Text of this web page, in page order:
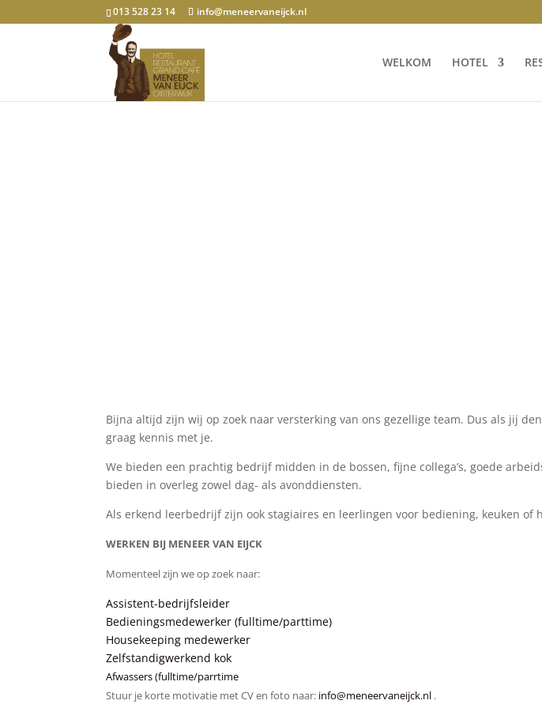
013 528 23 14 info@meneervaneijck.nl
WELKOM HOTEL
Bijna altijd zijn wij op zoek naar versterking van ons gezellige team. Dus als jij
graag kennis met je.
We bieden een prachtig bedrijf midden in de bossen, fijne collega’s, goede
bieden in overleg zowel dag- als avonddiensten.
Als erkend leerbedrijf zijn ook stagiaires en leerlingen voor bediening, keuken of
WERKEN BIJ MENEER VAN EIJCK
Momenteel zijn we op zoek naar:
Assistent-bedrijfsleider
Bedieningsmedewerker (fulltime/parttime)
Housekeeping medewerker
Zelfstandigwerkend kok
Afwassers (fulltime/parrtime
Stuur je korte motivatie met CV en foto naar: info@meneervaneijck.nl .